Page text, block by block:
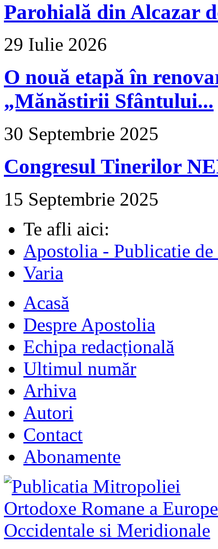
Parohială din Alcazar
29 Iulie 2026
O nouă etapă în
„Mănăstirii Sfântului...
30 Septembrie 2025
Congresul Tinerilor
15 Septembrie 2025
Te afli aici:
Apostolia - Publicatie
Varia
Acasă
Despre Apostolia
Echipa redacțională
Ultimul număr
Arhiva
Autori
Contact
Abonamente